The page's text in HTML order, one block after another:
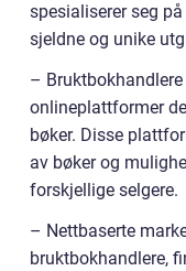
spesialiserer seg
sjeldne og unike
–
onlineplattformer
bøker. Disse
av bøker og
forskjellige selgere.
– Nettbaserte
bruktbokhandlere,